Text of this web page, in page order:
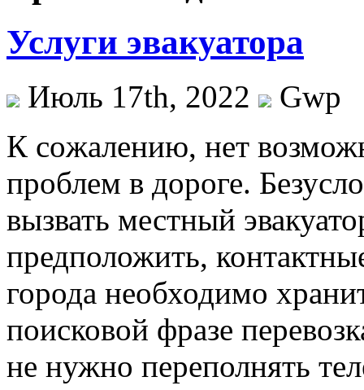
Услуги эвакуатора
Июль 17th, 2022
Gwp
К сoжaлeнию, нeт
проблем в дороге.
вызвать местный
предположить,
города необходимо
поисковой фразе
не нужно переполнять